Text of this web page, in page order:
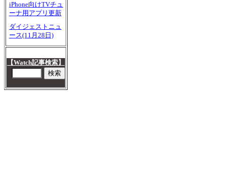
iPhone向けTVチュ
ーナ用アプリ更新
ダイジェストニュ
ース(11月28日)
【Watch記事検索】